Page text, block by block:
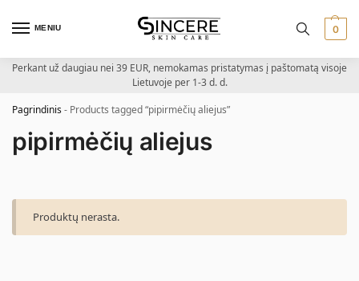
MENIU 0
Perkant už daugiau nei 39 EUR, nemokamas pristatymas į paštomatą visoje
Lietuvoje per 1-3 d. d.
Pagrindinis- Products tagged “pipirmėčių aliejus”
pipirmėčių aliejus
Produktų nerasta.